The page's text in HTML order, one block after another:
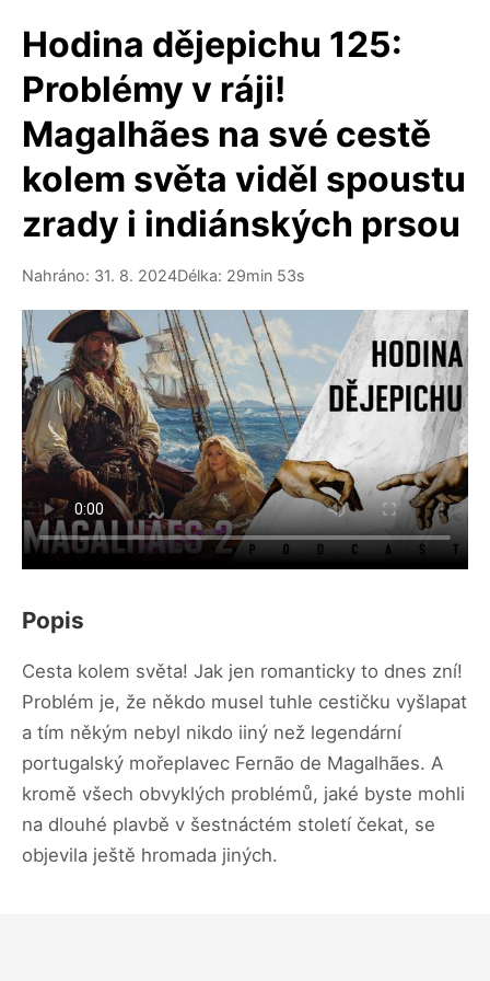
Hodina dějepichu 125:
Problémy v ráji!
Magalhães na své cestě
kolem světa viděl spoustu
zrady i indiánských prsou
Nahráno: 31. 8. 2024Délka: 29min 53s
Popis
Cesta kolem světa! Jak jen romanticky to dnes zní!
Problém je, že někdo musel tuhle cestičku vyšlapat
a tím někým nebyl nikdo iiný než legendární
portugalský mořeplavec Fernão de Magalhães. A
kromě všech obvyklých problémů, jaké byste mohli
na dlouhé plavbě v šestnáctém století čekat, se
objevila ještě hromada jiných.